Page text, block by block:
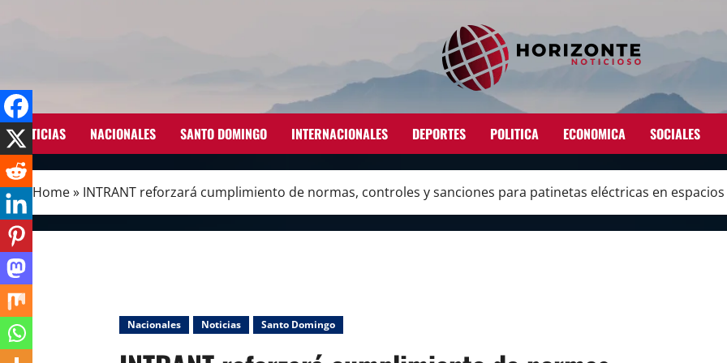
NOTICIAS NACIONALES SANTO DOMINGO INTERNACIONALES DEPORTES POLITICA ECONOMICA SOCIALES
Home» INTRANT reforzará cumplimiento de normas, controles y sanciones para patinetas eléctricas en
Nacionales Noticias Santo Domingo